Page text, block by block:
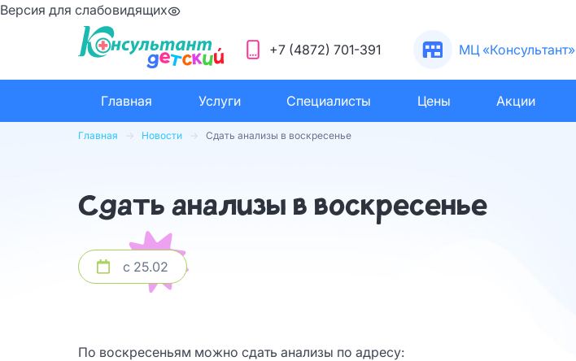
Версия для слабовидящих
+7 (4872) 701-391 МЦ «Консультант»
Главная Услуги Специалисты Цены Акции
Главная Новости Сдать анализы в воскресенье
Сдать анализы в воскресенье
с 25.02
По воскресеньям можно сдать анализы по адресу: